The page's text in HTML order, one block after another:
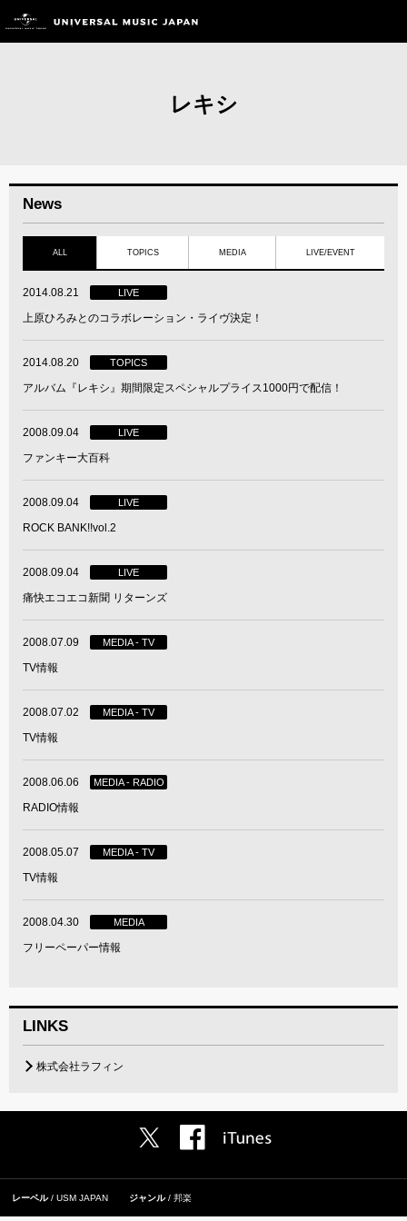
レキシ
News
ALL TOPICS MEDIA LIVE/EVENT
2014.08.21 LIVE
上原ひろみとのコラボレーション・ライヴ決定！
2014.08.20 TOPICS
アルバム『レキシ』期間限定スペシャルプライス1000円で配信！
2008.09.04 LIVE
ファンキー大百科
2008.09.04 LIVE
ROCK BANK!!vol.2
2008.09.04 LIVE
痛快エコエコ新聞 リターンズ
2008.07.09 MEDIA - TV
TV情報
2008.07.02 MEDIA - TV
TV情報
2008.06.06 MEDIA - RADIO
RADIO情報
2008.05.07 MEDIA - TV
TV情報
2008.04.30 MEDIA
フリーペーパー情報
LINKS
株式会社ラフィン
レーベル USM JAPAN ジャンル 邦楽